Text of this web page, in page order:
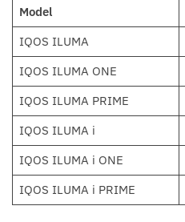
Model
IQOS ILUMA
IQOS ILUMA ONE
IQOS ILUMA PRIME
IQOS ILUMA i
IQOS ILUMA i ONE
IQOS ILUMA i PRIME